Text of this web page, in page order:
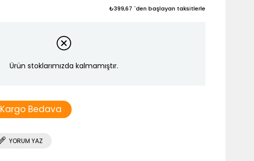
₺399,67 `den başlayan taksitlerle
Ürün stoklarımızda kalmamıştır.
Kargo Bedava
YORUM YAZ